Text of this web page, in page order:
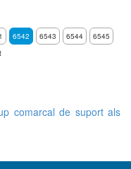
6542 6543 6544
6545
comarcal de suport als